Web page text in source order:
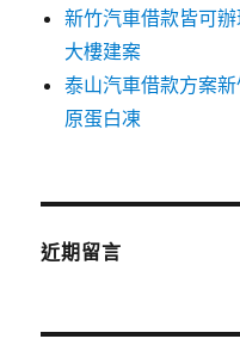
新竹汽車借款皆可
大樓建案
泰山汽車借款方案
原蛋白凍
近期留言